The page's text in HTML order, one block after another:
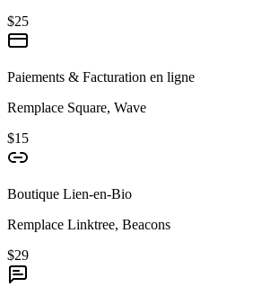
$25
Paiements & Facturation en ligne
Remplace Square, Wave
$15
Boutique Lien-en-Bio
Remplace Linktree, Beacons
$29